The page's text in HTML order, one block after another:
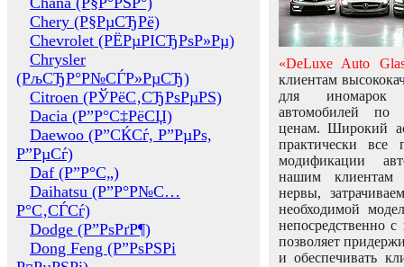
Chery (Р§РµСЂРё)
Chevrolet (РЁРµРІСЂРѕР»Рµ)
Chrysler
(РљСЂР°Р№СЃР»РµСЂ)
Citroen (РЎРёС‚СЂРѕРµРЅ)
Dacia (Р”Р°С‡РёСЏ)
Daewoo (Р”СЌСѓ, Р”РµРѕ,
Р”РµСѓ)
Daf (Р”Р°С„)
Daihatsu (Р”Р°Р№С…
Р°С‚СЃСѓ)
Dodge (Р”РѕРґР¶)
Dong Feng (Р”РѕРЅРі
«DeLuxe Auto
клиентам
для иномарок
автомобилей
ценам. Широкий
практически все
модификации
нашим клиентам
нервы,
необходимой
непосредственно
позволяет
и обеспечивать